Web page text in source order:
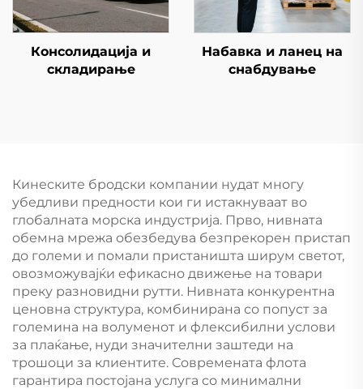
Консолидација и
складирање
Набавка и ланец на
снабдување
Кинеските бродски компании нудат многу
убедливи предности кои ги истакнуваат во
глобалната морска индустрија. Прво, нивната
обемна мрежа обезбедува безпрекорен пристап
до големи и помали пристаништа ширум светот,
овозможувајќи ефикасно движење на товари
преку разновидни рутти. Нивната конкурентна
ценовна структура, комбинирана со попуст за
големина на волуменот и флексибилни услови
за плаќање, нуди значителни заштеди на
трошоци за клиентите. Современата флота
гарантира постојана услуга со минимални